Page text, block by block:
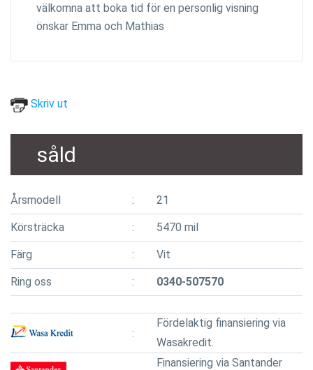
välkomna att boka tid för en personlig visning
önskar Emma och Mathias
Skriv ut
såld
Årsmodell 21
Körsträcka 5470 mil
Färg Vit
Ring oss 0340-507570
Fördelaktig finansiering via
Wasakredit.
Finansiering via Santander